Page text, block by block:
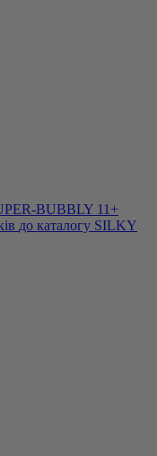
BUBBLY 11+
до каталогу SILKY